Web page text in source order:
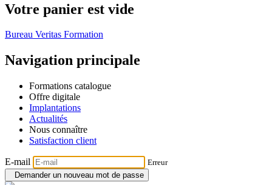
Votre panier est vide
Bureau Veritas Formation
Navigation principale
Formations catalogue
Offre digitale
Implantations
Actualités
Nous connaître
Satisfaction client
E-mail
Erreur
Demander un nouveau mot de passe